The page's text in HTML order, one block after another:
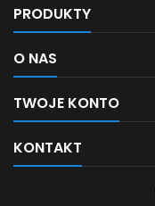
PRODUKTY
O NAS
TWOJE KONTO
KONTAKT